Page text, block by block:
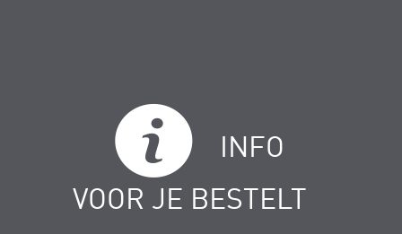
INFO
VOOR JE BESTELT